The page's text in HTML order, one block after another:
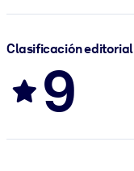
Clasificación editorial
9